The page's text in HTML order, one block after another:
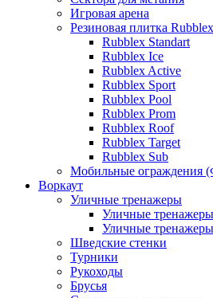
Игровая арена
Резиновая плитка Rubblex
Rubblex Standart
Rubblex Ice
Rubblex Active
Rubblex Sport
Rubblex Pool
Rubblex Prom
Rubblex Roof
Rubblex Target
Rubblex Sub
Мобильные ограждения
Воркаут
Уличные тренажеры
Уличные
Уличные
Шведские стенки
Турники
Рукоходы
Брусья